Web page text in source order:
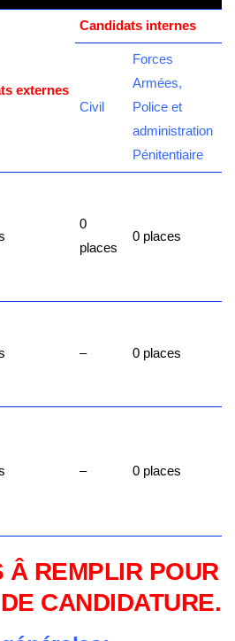
externes
Candidats internes
Civil
Forces
Armées,
Police et
administration
Pénitentiaire
0
places
0 places
– 0 places
– 0 places
Â REMPLIR POUR
CANDIDATURE.